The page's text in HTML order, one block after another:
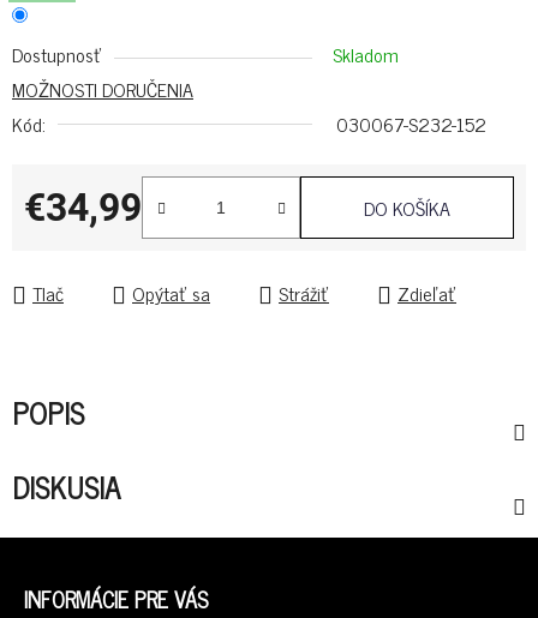
Dostupnosť
Skladom
MOŽNOSTI DORUČENIA
Kód:
030067-S232-152
€34,99
Jednotková cena:
DO KOŠÍKA
Tlač Opýtať sa Strážiť Zdieľať
POPIS
DISKUSIA
Z
INFORMÁCIE PRE VÁS